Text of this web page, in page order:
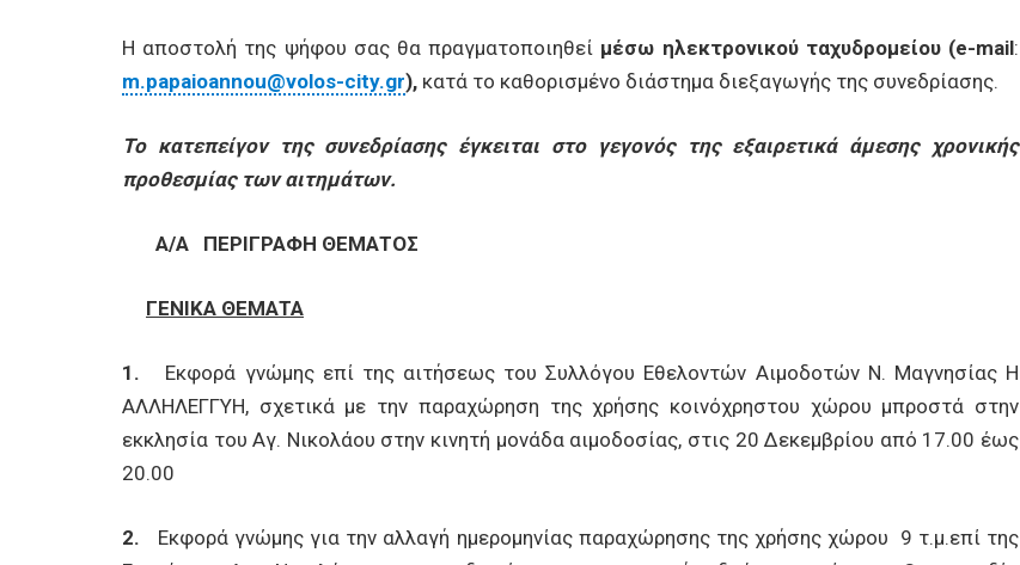
Η αποστολή της ψήφου σας θα πραγματοποιηθεί μέσω ηλεκτρονικού ταχυδρομείου (e-mail:
m.papaioannou@volos-city.gr), κατά το καθορισμένο διάστημα διεξαγωγής της συνεδρίασης.
Το κατεπείγον της συνεδρίασης έγκειται στο γεγονός της εξαιρετικά άμεσης χρονικής
προθεσμίας των αιτημάτων.
Α/Α ΠΕΡΙΓΡΑΦΗ ΘΕΜΑΤΟΣ
ΓΕΝΙΚΑ ΘΕΜΑΤΑ
1.
Εκφορά γνώμης επί της αιτήσεως του Συλλόγου Εθελοντών Αιμοδοτών Ν. Μαγνησίας Η
ΑΛΛΗΛΕΓΓΥΗ, σχετικά με την παραχώρηση της χρήσης κοινόχρηστου χώρου μπροστά στην
εκκλησία του Αγ. Νικολάου στην κινητή μονάδα αιμοδοσίας, στις 20 Δεκεμβρίου από 17.00 έως
20.00
2. Εκφορά γνώμης για την αλλαγή ημερομηνίας παραχώρησης της χρήσης χώρου 9 τ.μ.επί της